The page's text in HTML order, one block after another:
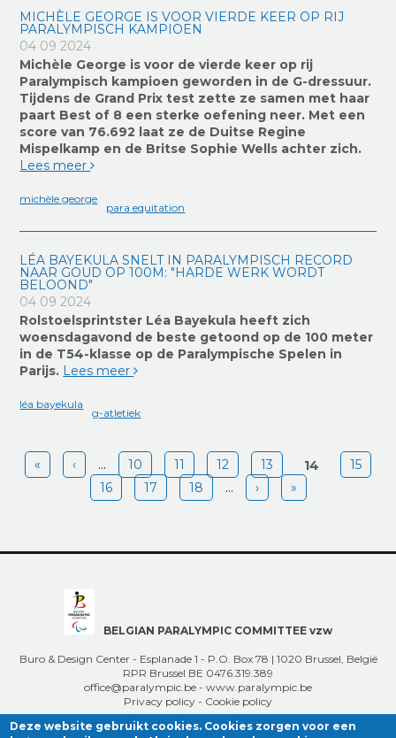
MICHÈLE GEORGE IS VOOR VIERDE KEER OP RIJ
PARALYMPISCH KAMPIOEN
04 09 2024
Michèle George is voor de vierde keer op rij
Paralympisch kampioen geworden in de G-dressuur.
Tijdens de Grand Prix test zette ze samen met haar
paart Best of 8 een sterke oefening neer. Met een
score van 76.692 laat ze de Duitse Regine
Mispelkamp en de Britse Sophie Wells achter zich.
Lees meer
michèle george
para equitation
LÉA BAYEKULA SNELT IN PARALYMPISCH RECORD
NAAR GOUD OP 100M: "HARDE WERK WORDT
BELOOND"
04 09 2024
Rolstoelsprintster Léa Bayekula heeft zich
woensdagavond de beste getoond op de 100 meter
in de T54-klasse op de Paralympische Spelen in
Parijs. Lees meer
léa bayekula
g-atletiek
Pages
« ‹ … 10 11 12 13 14
15
16
17 18 … › »
BELGIAN PARALYMPIC COMMITTEE vzw
Buro & Design Center - Esplanade 1 - P.O. Box 78 | 1020 Brussel, België
RPR Brussel BE 0476.319.389
office@paralympic.be - www.paralympic.be
Privacy policy - Cookie policy
Deze website gebruikt cookies. Cookies zorgen voor een